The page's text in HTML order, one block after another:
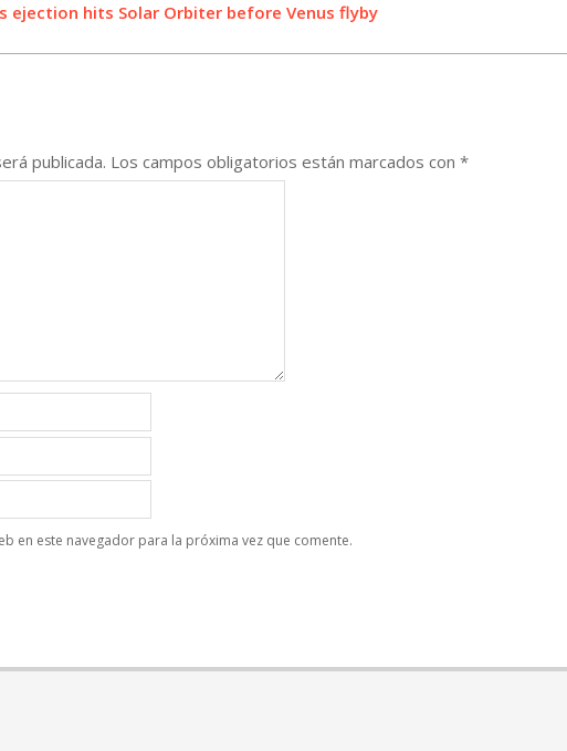
ejection hits Solar Orbiter before Venus flyby
publicada. Los campos obligatorios están marcados con *
en este navegador para la próxima vez que comente.